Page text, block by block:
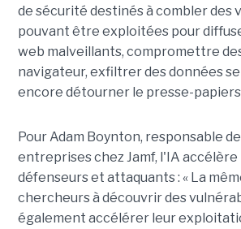
de sécurité destinés à combler des
pouvant être exploitées pour
web malveillants, compromettre
navigateur, exfiltrer des données
encore détourner le presse-
PourAdam Boynton, responsable
entreprises chezJamf, l'IA
défenseurs et attaquants : « La
chercheurs à découvrir des
également accélérer leur